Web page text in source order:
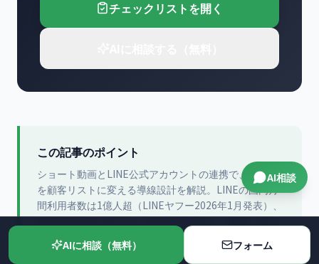
チェックリストを開く
この記事のポイント
ショート動画とLINE公式アカウントの連携で、視聴者
を顧客リストに変える導線設計を解説。LINEの国内月
間利用者数は1億人超（LINEヤフー2026年1月発表）、
全年代利用率は91.1％（総務省2025年）。視聴→友だ
ち追加→来店の3ステップ、プラットフォーム別の誘導
方法、ROI試算、実装チェックリストまで中小企業向け
AIに相談（無料） フォーム
AI相談